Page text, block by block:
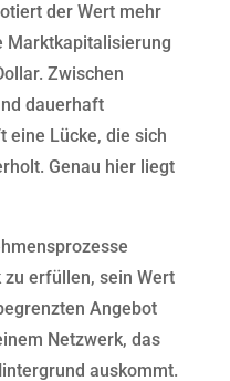
der Wert mehr
Marktkapitalisierung
Zwischen
dauerhaft
eine Lücke, die sich
Genau hier liegt
erfüllen, sein Wert
Angebot
Netzwerk, das
auskommt.